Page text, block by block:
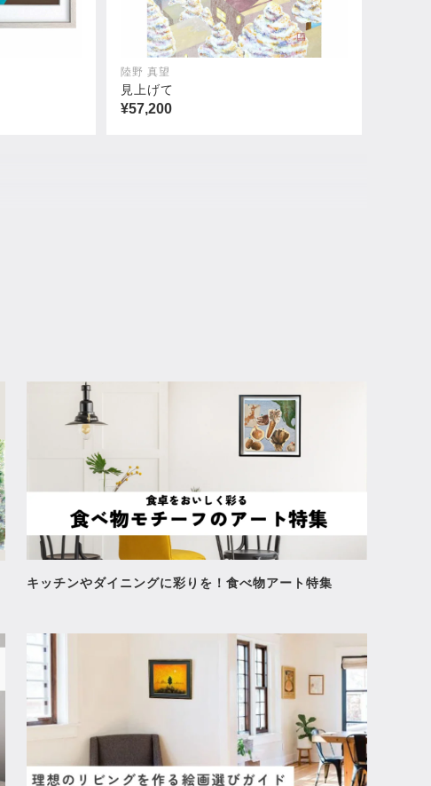
NASA
¥308,000
陸野 真望
見上げて
¥57,200
キッチンやダイニングに彩りを！食べ物アート特集